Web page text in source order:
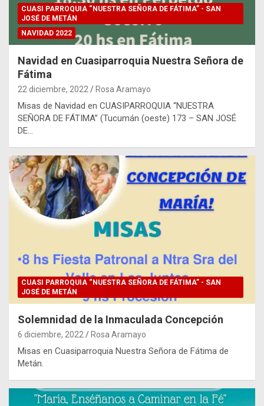
CUASI PARROQUIA “NUESTRA SEÑORA DE FÁTIMA” - SAN
JOSÉ DE METÁN
NAVIDAD 2022
Navidad en Cuasiparroquia Nuestra Señora de
Fátima
22 diciembre, 2022 Rosa Aramayo
Misas de Navidad en CUASIPARROQUIA “NUESTRA
SEÑORA DE FÁTIMA” (Tucumán (oeste) 173 – SAN JOSÉ
DE…
CUASI PARROQUIA “NUESTRA SEÑORA DE FÁTIMA” - SAN
JOSÉ DE METÁN
Solemnidad de la Inmaculada Concepción
6 diciembre, 2022 Rosa Aramayo
Misas en Cuasiparroquia Nuestra Señora de Fátima de
Metán.